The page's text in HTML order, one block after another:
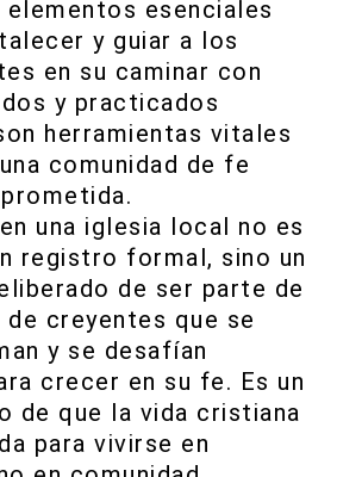
esenciales
y guiar a los
en su caminar con
y practicados
herramientas vitales
comunidad de fe
una iglesia local no es
registro formal, sino un
de ser parte de
de creyentes que se
y se desafían
crecer en su fe. Es un
de que la vida cristiana
para vivirse en